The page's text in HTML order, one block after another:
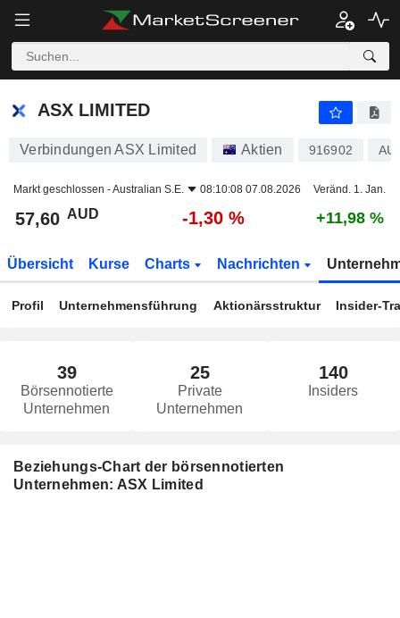
ASX LIMITED
ASX LIMITED
Verbindungen ASX Limited Aktien 916902
Markt geschlossen -Australian S.E. 08:10:08 07.08.2026 Veränd. 1. Jan.
57,60 AUD -1,30 % +11,98 %
Übersicht Kurse Charts Nachrichten
Profil Unternehmensführung Aktionärsstruktur Insider-
39
Börsennotierte
Unternehmen
25
Private
Unternehmen
140
Insiders
Beziehungs-Chart der börsennotierten
Unternehmen: ASX Limited